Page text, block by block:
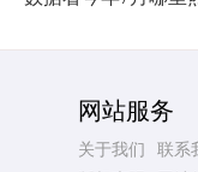
网站服务
关于我们 联系